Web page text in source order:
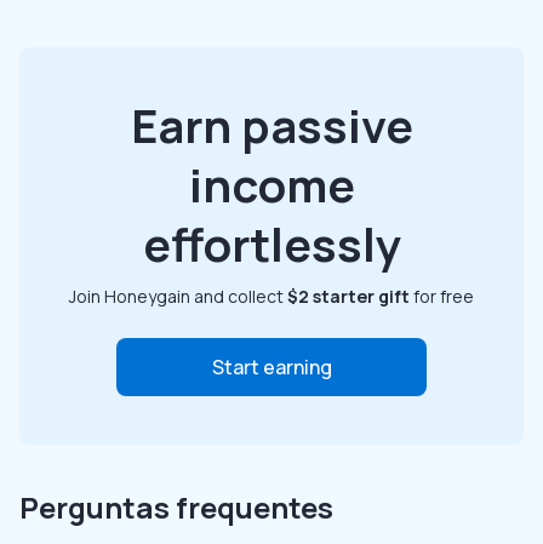
Earn passive
income
effortlessly
Join Honeygain and collect$2 starter gift for free
Start earning
Perguntas frequentes